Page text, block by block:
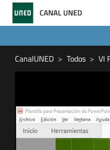
CanalUNED Todos VI